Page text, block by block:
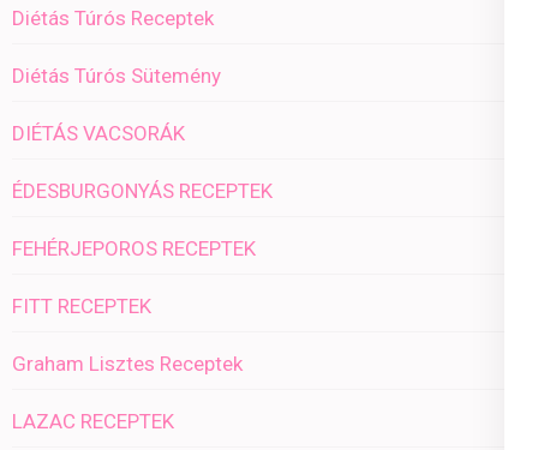
Diétás Túrós Receptek
Diétás Túrós Sütemény
DIÉTÁS VACSORÁK
ÉDESBURGONYÁS RECEPTEK
FEHÉRJEPOROS RECEPTEK
FITT RECEPTEK
Graham Lisztes Receptek
LAZAC RECEPTEK